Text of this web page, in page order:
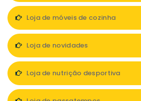
Loja de móveis de cozinha
Loja de novidades
Loja de nutrição desportiva